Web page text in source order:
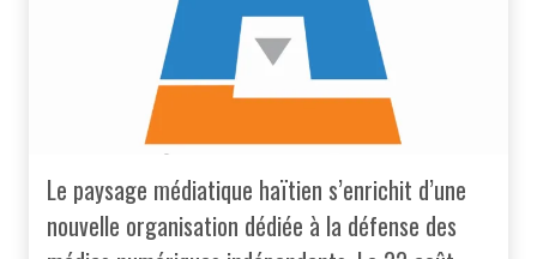
Le paysage médiatique haïtien s’enrichit d’une
nouvelle organisation dédiée à la défense des